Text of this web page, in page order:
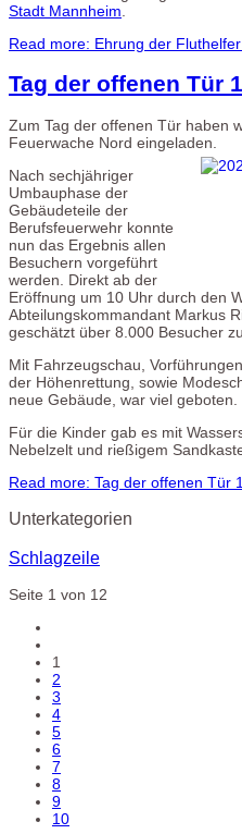
Stadt Mannheim
Read more: Ehrung der
Tag der offenen Tür
Zum Tag der offenen Tür haben
Feuerwache Nord eingeladen.
Nach sechjähriger
Umbauphase der
Gebäudeteile der
Berufsfeuerwehr konnte
nun das Ergebnis allen
Besuchern vorgeführt
werden. Direkt ab der
Eröffnung um 10 Uhr durch den
Abteilungskommandant Markus
geschätzt über 8.000 Besucher
Mit Fahrzeugschau,
der Höhenrettung, sowie
neue Gebäude, war viel geboten.
Für die Kinder gab es mit
Nebelzelt und rießigem
Read more: Tag der offenen Tür
Unterkategorien
Schlagzeile
Seite 1 von 12
1
2
3
4
5
6
7
8
9
10